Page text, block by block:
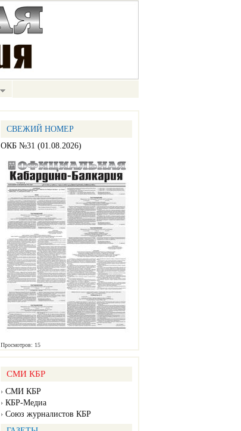
СВЕЖИЙ НОМЕР
ОКБ №31 (01.08.2026)
Просмотров: 15
СМИ КБР
СМИ КБР
КБР-Медиа
Союз журналистов КБР